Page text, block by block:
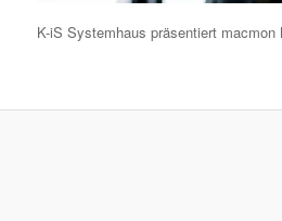
K-iS Systemhaus präsentiert macmon